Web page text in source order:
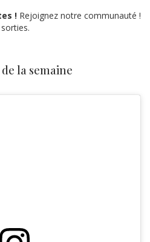
! Rejoignez notre communauté !
la semaine